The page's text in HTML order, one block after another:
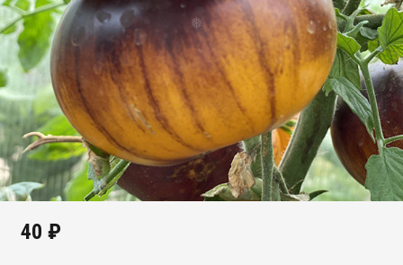
❅ ❅
40 ₽